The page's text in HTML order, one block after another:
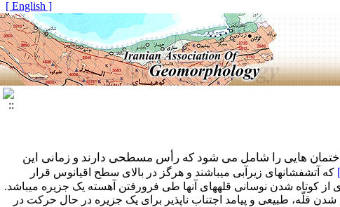
[ English ]
هایی را شامل می شود که رأس مسطحی دارند و زمانی این
که آتش­فشان­های زیرآبی می­باشند و هرگز در بالای سطح اقیانوس قرار
از کوتاه شدن نوسانی قله­های آنها طی فرورفتن آهسته یک جزیره می­باشد.
قلّه، طبیعی و پیامد اجتناب ناپذیر برای یک جزیره­ در حال حرکت در